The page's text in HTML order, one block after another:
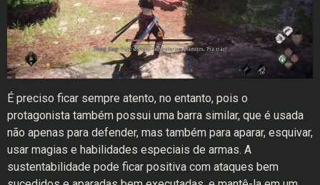
É preciso ficar sempre atento, no entanto, pois o
protagonista também possui uma barra similar, que é usada
não apenas para defender, mas também para aparar, esquivar,
usar magias e habilidades especiais de armas. A
sustentabilidade pode ficar positiva com ataques bem